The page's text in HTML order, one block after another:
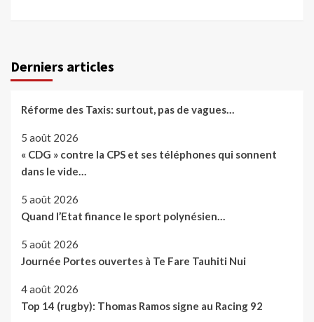
Derniers articles
Réforme des Taxis: surtout, pas de vagues…
5 août 2026
« CDG » contre la CPS et ses téléphones qui sonnent
dans le vide…
5 août 2026
Quand l’Etat finance le sport polynésien…
5 août 2026
Journée Portes ouvertes à Te Fare Tauhiti Nui
4 août 2026
Top 14 (rugby): Thomas Ramos signe au Racing 92